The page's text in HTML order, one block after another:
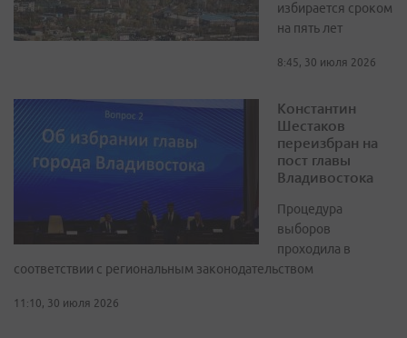
избирается сроком
на пять лет
8:45, 30 июля 2026
Константин
Шестаков
переизбран на
пост главы
Владивостока
Процедура
выборов
проходила в
соответствии с региональным законодательством
11:10, 30 июля 2026